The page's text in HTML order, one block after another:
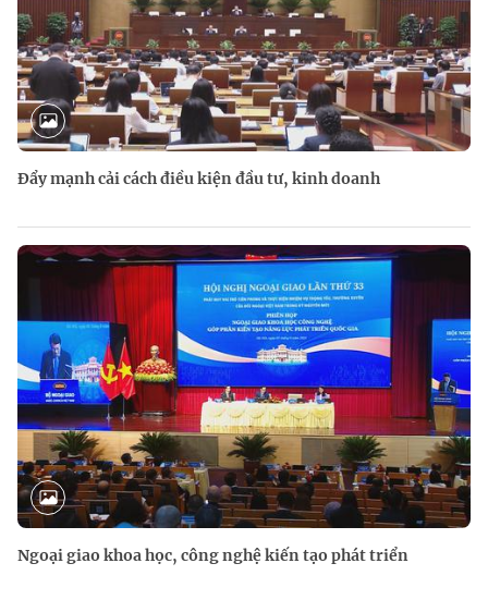
Đẩy mạnh cải cách điều kiện đầu tư, kinh doanh
Ngoại giao khoa học, công nghệ kiến tạo phát triển